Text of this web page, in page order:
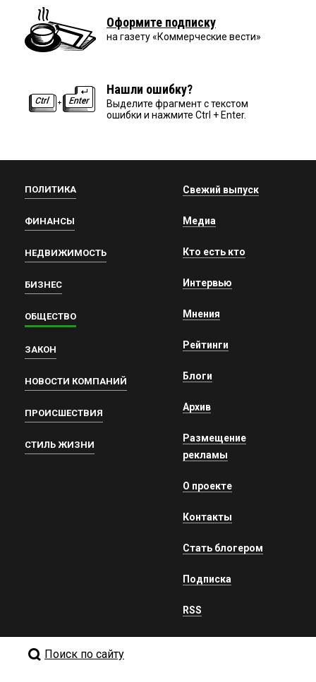
Оформите подписку
на газету «Коммерческие вести»
Нашли ошибку?
Выделите фрагмент с текстом
ошибки и нажмите Ctrl + Enter.
ПОЛИТИКА
ФИНАНСЫ
НЕДВИЖИМОСТЬ
БИЗНЕС
ОБЩЕСТВО
ЗАКОН
НОВОСТИ КОМПАНИЙ
ПРОИСШЕСТВИЯ
СТИЛЬ ЖИЗНИ
Свежий выпуск
Медиа
Кто есть кто
Интервью
Мнения
Рейтинги
Блоги
Архив
Размещение
рекламы
О проекте
Контакты
Стать блогером
Подписка
RSS
Поиск по сайту